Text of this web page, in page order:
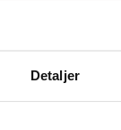
Detaljer
det at